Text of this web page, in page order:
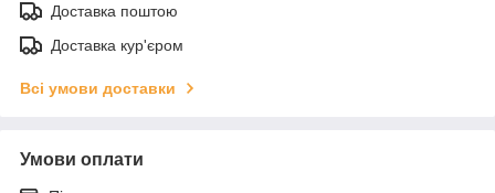
Доставка поштою
Доставка кур'єром
Всі умови доставки
Умови оплати